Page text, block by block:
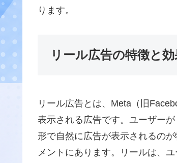
ります。
リール広告の特徴と
リール広告とは、Meta（旧
表示される広告です。ユーザー
形で自然に広告が表示されるの
メントにあります。リールは、